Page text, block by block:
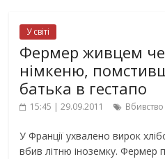
У світі
Фермер живцем
німкеню,
батька в гестапо
15:45 | 29.09.2011 Вбивство
У Франції ухвалено вирок
вбив літню іноземку. Фермер